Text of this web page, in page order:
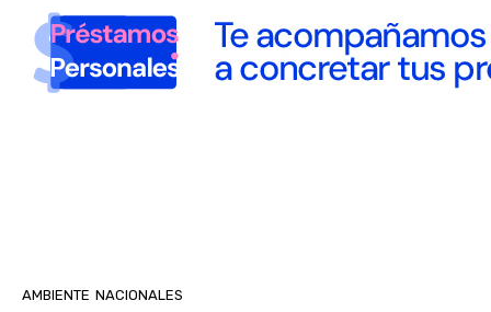
AMBIENTE NACIONALES